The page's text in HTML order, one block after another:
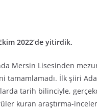
2022’de yitirdik.
Mersin Lisesinden
İlk şiiri
tarih bilinciyle,
kuran araştırma-